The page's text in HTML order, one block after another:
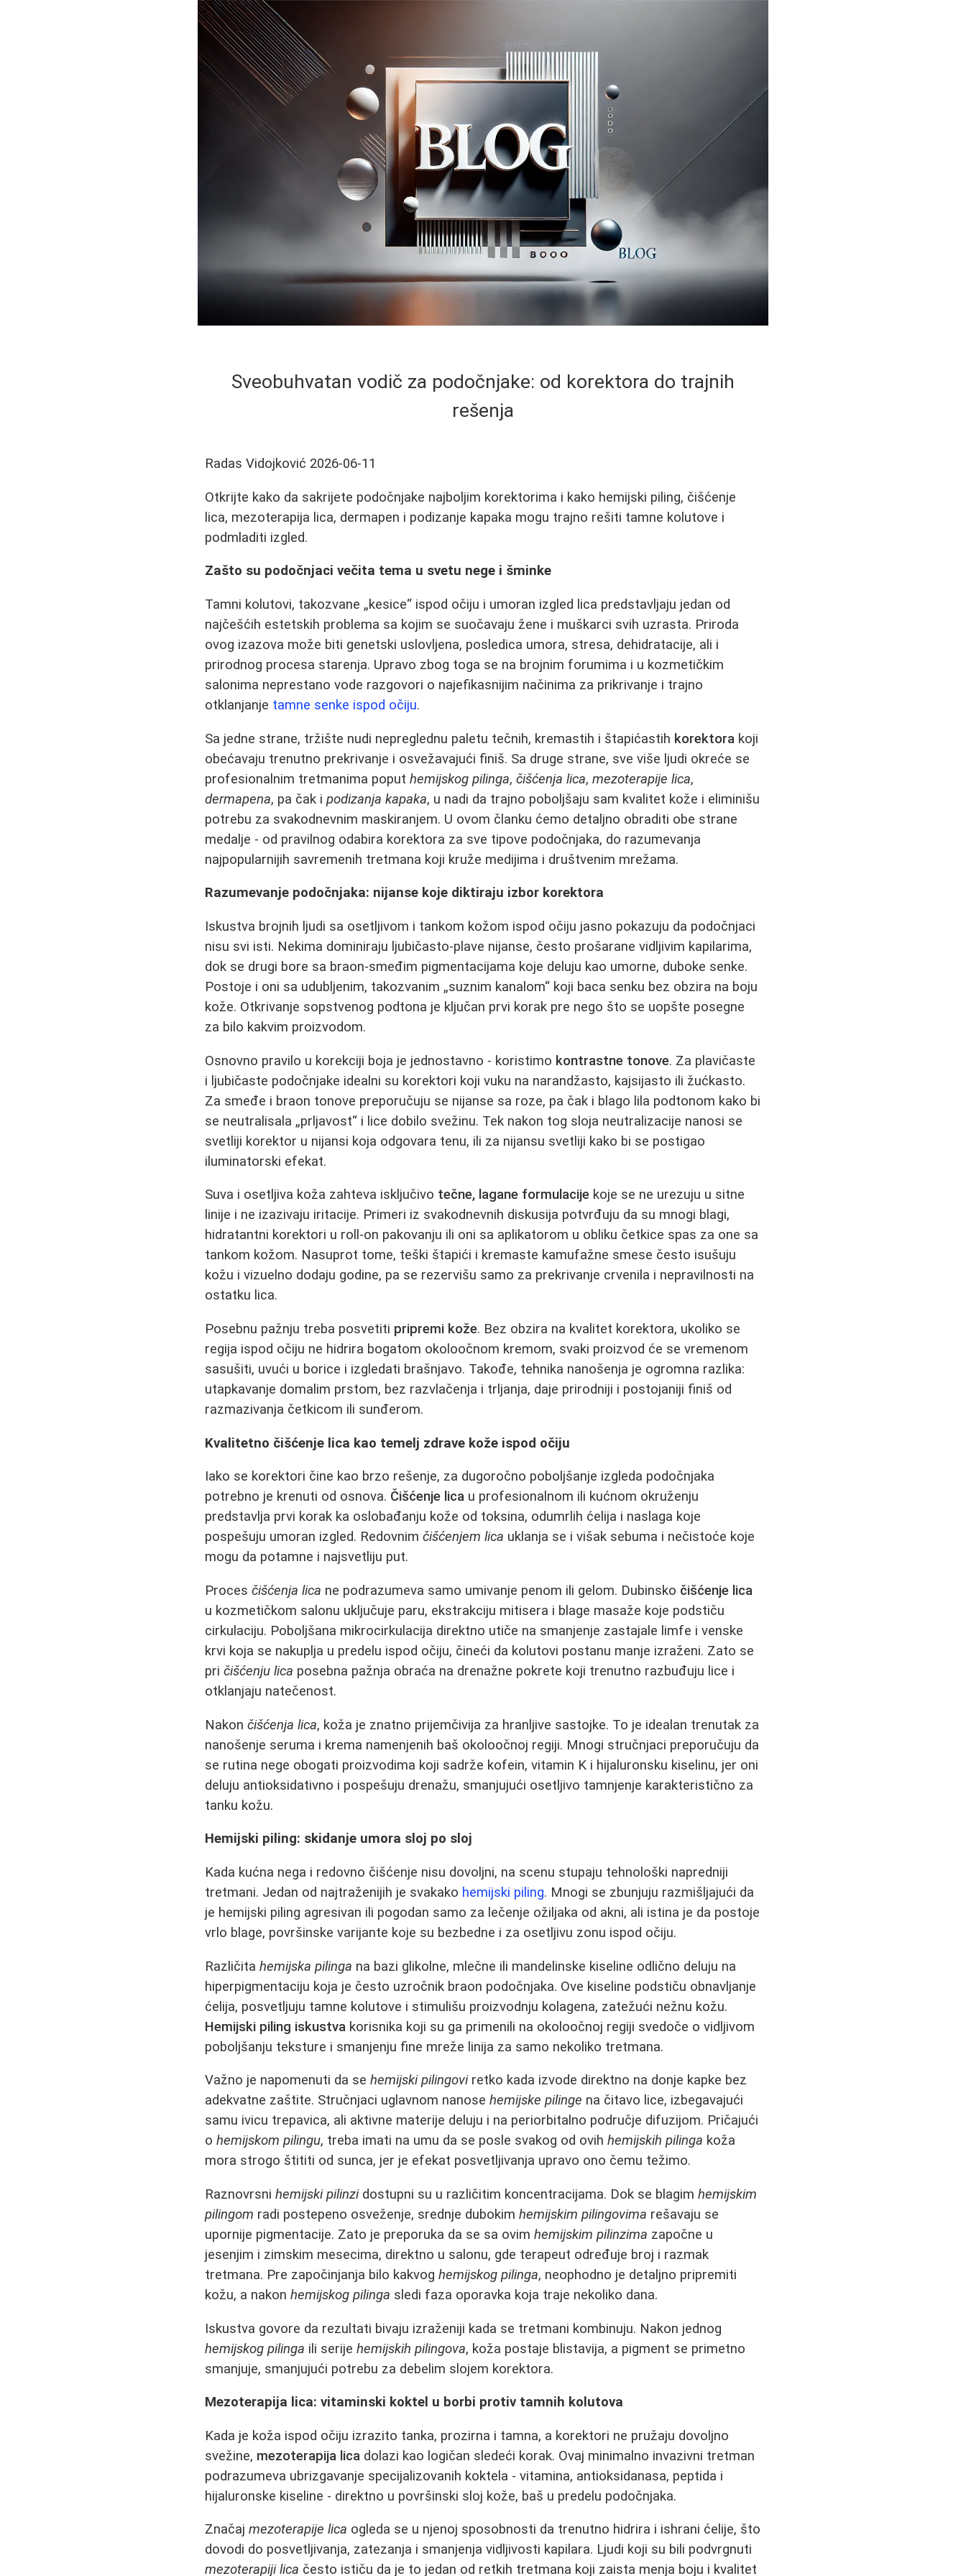
Sveobuhvatan vodič za podočnjake: od korektora do trajnih
rešenja
Radas Vidojković 2026-06-11
Otkrijte kako da sakrijete podočnjake najboljim korektorima i kako hemijski piling, čišćenje
lica, mezoterapija lica, dermapen i podizanje kapaka mogu trajno rešiti tamne kolutove i
podmladiti izgled.
Zašto su podočnjaci večita tema u svetu nege i šminke
Tamni kolutovi, takozvane „kesice“ ispod očiju i umoran izgled lica predstavljaju jedan od
najčešćih estetskih problema sa kojim se suočavaju žene i muškarci svih uzrasta. Priroda
ovog izazova može biti genetski uslovljena, posledica umora, stresa, dehidratacije, ali i
prirodnog procesa starenja. Upravo zbog toga se na brojnim forumima i u kozmetičkim
salonima neprestano vode razgovori o najefikasnijim načinima za prikrivanje i trajno
otklanjanje tamne senke ispod očiju.
Sa jedne strane, tržište nudi nepreglednu paletu tečnih, kremastih i štapićastih korektora koji
obećavaju trenutno prekrivanje i osvežavajući finiš. Sa druge strane, sve više ljudi okreće se
profesionalnim tretmanima poputhemijskog pilinga,čišćenja lica,mezoterapije lica,
dermapena, pa čak ipodizanja kapaka, u nadi da trajno poboljšaju sam kvalitet kože i eliminišu
potrebu za svakodnevnim maskiranjem. U ovom članku ćemo detaljno obraditi obe strane
medalje - od pravilnog odabira korektora za sve tipove podočnjaka, do razumevanja
najpopularnijih savremenih tretmana koji kruže medijima i društvenim mrežama.
Razumevanje podočnjaka: nijanse koje diktiraju izbor korektora
Iskustva brojnih ljudi sa osetljivom i tankom kožom ispod očiju jasno pokazuju da podočnjaci
nisu svi isti. Nekima dominiraju ljubičasto-plave nijanse, često prošarane vidljivim kapilarima,
dok se drugi bore sa braon-smeđim pigmentacijama koje deluju kao umorne, duboke senke.
Postoje i oni sa udubljenim, takozvanim „suznim kanalom“ koji baca senku bez obzira na boju
kože. Otkrivanje sopstvenog podtona je ključan prvi korak pre nego što se uopšte posegne
za bilo kakvim proizvodom.
Osnovno pravilo u korekciji boja je jednostavno - koristimo kontrastne tonove. Za plavičaste
i ljubičaste podočnjake idealni su korektori koji vuku na narandžasto, kajsijasto ili žućkasto.
Za smeđe i braon tonove preporučuju se nijanse sa roze, pa čak i blago lila podtonom kako bi
se neutralisala „prljavost“ i lice dobilo svežinu. Tek nakon tog sloja neutralizacije nanosi se
svetliji korektor u nijansi koja odgovara tenu, ili za nijansu svetliji kako bi se postigao
iluminatorski efekat.
Suva i osetljiva koža zahteva isključivo tečne, lagane formulacije koje se ne urezuju u sitne
linije i ne izazivaju iritacije. Primeri iz svakodnevnih diskusija potvrđuju da su mnogi blagi,
hidratantni korektori u roll-on pakovanju ili oni sa aplikatorom u obliku četkice spas za one sa
tankom kožom. Nasuprot tome, teški štapići i kremaste kamufažne smese često isušuju
kožu i vizuelno dodaju godine, pa se rezervišu samo za prekrivanje crvenila i nepravilnosti na
ostatku lica.
Posebnu pažnju treba posvetiti pripremi kože. Bez obzira na kvalitet korektora, ukoliko se
regija ispod očiju ne hidrira bogatom okoloočnom kremom, svaki proizvod će se vremenom
sasušiti, uvući u borice i izgledati brašnjavo. Takođe, tehnika nanošenja je ogromna razlika:
utapkavanje domalim prstom, bez razvlačenja i trljanja, daje prirodniji i postojaniji finiš od
razmazivanja četkicom ili sunđerom.
Kvalitetno čišćenje lica kao temelj zdrave kože ispod očiju
Iako se korektori čine kao brzo rešenje, za dugoročno poboljšanje izgleda podočnjaka
potrebno je krenuti od osnova. Čišćenje lica u profesionalnom ili kućnom okruženju
predstavlja prvi korak ka oslobađanju kože od toksina, odumrlih ćelija i naslaga koje
pospešuju umoran izgled. Redovnimčišćenjem lica uklanja se i višak sebuma i nečistoće koje
mogu da potamne i najsvetliju put.
Procesčišćenja lica ne podrazumeva samo umivanje penom ili gelom. Dubinsko čišćenje lica
u kozmetičkom salonu uključuje paru, ekstrakciju mitisera i blage masaže koje podstiču
cirkulaciju. Poboljšana mikrocirkulacija direktno utiče na smanjenje zastajale limfe i venske
krvi koja se nakuplja u predelu ispod očiju, čineći da kolutovi postanu manje izraženi. Zato se
pričišćenju lica posebna pažnja obraća na drenažne pokrete koji trenutno razbuđuju lice i
otklanjaju natečenost.
Nakončišćenja lica, koža je znatno prijemčivija za hranljive sastojke. To je idealan trenutak za
nanošenje seruma i krema namenjenih baš okoloočnoj regiji. Mnogi stručnjaci preporučuju da
se rutina nege obogati proizvodima koji sadrže kofein, vitamin K i hijaluronsku kiselinu, jer oni
deluju antioksidativno i pospešuju drenažu, smanjujući osetljivo tamnjenje karakteristično za
tanku kožu.
Hemijski piling: skidanje umora sloj po sloj
Kada kućna nega i redovno čišćenje nisu dovoljni, na scenu stupaju tehnološki napredniji
tretmani. Jedan od najtraženijih je svakako hemijski piling. Mnogi se zbunjuju razmišljajući da
je hemijski piling agresivan ili pogodan samo za lečenje ožiljaka od akni, ali istina je da postoje
vrlo blage, površinske varijante koje su bezbedne i za osetljivu zonu ispod očiju.
Različitahemijska pilinga na bazi glikolne, mlečne ili mandelinske kiseline odlično deluju na
hiperpigmentaciju koja je često uzročnik braon podočnjaka. Ove kiseline podstiču obnavljanje
ćelija, posvetljuju tamne kolutove i stimulišu proizvodnju kolagena, zatežući nežnu kožu.
Hemijski piling iskustva korisnika koji su ga primenili na okoloočnoj regiji svedoče o vidljivom
poboljšanju teksture i smanjenju fine mreže linija za samo nekoliko tretmana.
Važno je napomenuti da sehemijski pilingoviretko kada izvode direktno na donje kapke bez
adekvatne zaštite. Stručnjaci uglavnom nanosehemijske pilinge na čitavo lice, izbegavajući
samu ivicu trepavica, ali aktivne materije deluju i na periorbitalno područje difuzijom. Pričajući
ohemijskom pilingu, treba imati na umu da se posle svakog od ovihhemijskih pilinga koža
mora strogo štititi od sunca, jer je efekat posvetljivanja upravo ono čemu težimo.
Raznovrsnihemijski pilinzidostupni su u različitim koncentracijama. Dok se blagimhemijskim
pilingom radi postepeno osveženje, srednje dubokimhemijskim pilingovima rešavaju se
upornije pigmentacije. Zato je preporuka da se sa ovimhemijskim pilinzima započne u
jesenjim i zimskim mesecima, direktno u salonu, gde terapeut određuje broj i razmak
tretmana. Pre započinjanja bilo kakvoghemijskog pilinga, neophodno je detaljno pripremiti
kožu, a nakonhemijskog pilinga sledi faza oporavka koja traje nekoliko dana.
Iskustva govore da rezultati bivaju izraženiji kada se tretmani kombinuju. Nakon jednog
hemijskog pilinga ili serijehemijskih pilingova, koža postaje blistavija, a pigment se primetno
smanjuje, smanjujući potrebu za debelim slojem korektora.
Mezoterapija lica: vitaminski koktel u borbi protiv tamnih kolutova
Kada je koža ispod očiju izrazito tanka, prozirna i tamna, a korektori ne pružaju dovoljno
svežine, mezoterapija lica dolazi kao logičan sledeći korak. Ovaj minimalno invazivni tretman
podrazumeva ubrizgavanje specijalizovanih koktela - vitamina, antioksidanasa, peptida i
hijaluronske kiseline - direktno u površinski sloj kože, baš u predelu podočnjaka.
Značajmezoterapije lica ogleda se u njenoj sposobnosti da trenutno hidrira i ishrani ćelije, što
dovodi do posvetljivanja, zatezanja i smanjenja vidljivosti kapilara. Ljudi koji su bili podvrgnuti
mezoterapiji lica često ističu da je to jedan od retkih tretmana koji zaista menja boju i kvalitet